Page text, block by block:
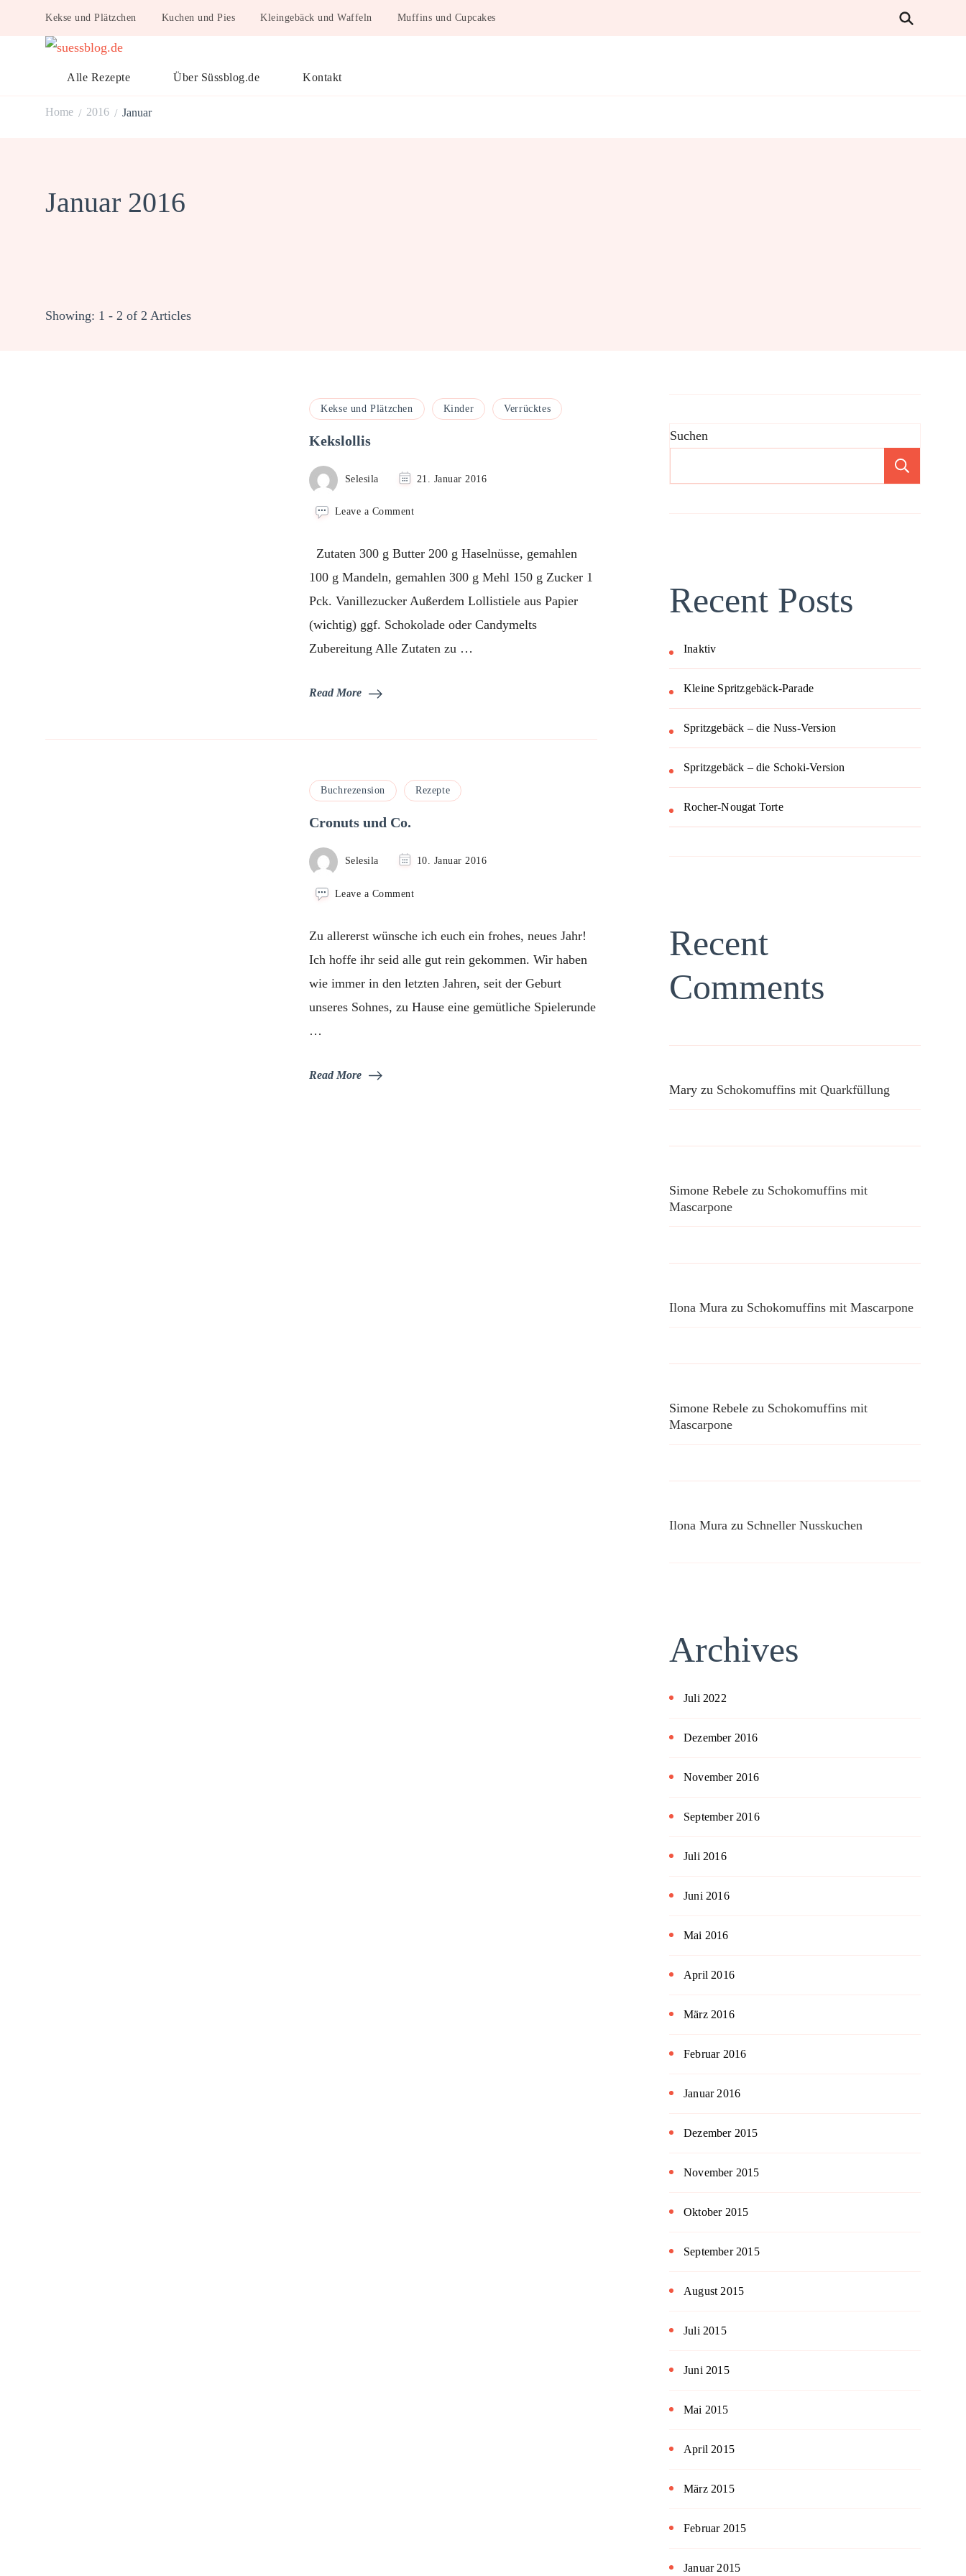
Kekse und Plätzchen Kuchen und Pies Kleingebäck und Waffeln Muffins und Cupcakes
suessblog.de
Alle Rezepte Über Süssblog.de Kontakt
Home / 2016 / Januar
Januar 2016
Showing: 1 - 2 of 2 Articles
Kekse und Plätzchen Kinder Verrücktes
Kekslollis
Selesila 21. Januar 2016
Leave a Commenton
Zutaten 300 g Butter 200 g Haselnüsse, gemahlen
100 g Mandeln, gemahlen 300 g Mehl 150 g Zucker 1
Pck. Vanillezucker Außerdem Lollistiele aus Papier
(wichtig) ggf. Schokolade oder Candymelts
Zubereitung Alle Zutaten zu …
Read More
Buchrezension Rezepte
Cronuts und Co.
Selesila 10. Januar 2016
Leave a Commenton
Co.
Zu allererst wünsche ich euch ein frohes, neues Jahr!
Ich hoffe ihr seid alle gut rein gekommen. Wir haben
wie immer in den letzten Jahren, seit der Geburt
unseres Sohnes, zu Hause eine gemütliche Spielerunde
…
Read More
Suchen
Recent Posts
Inaktiv
Kleine Spritzgebäck-Parade
Spritzgebäck – die Nuss-Version
Spritzgebäck – die Schoki-Version
Rocher-Nougat Torte
Recent
Comments
Mary zu Schokomuffins mit Quarkfüllung
Simone Rebele zu Schokomuffins mit
Mascarpone
Ilona Mura zu Schokomuffins mit Mascarpone
Simone Rebele zu Schokomuffins mit
Mascarpone
Ilona Mura zu Schneller Nusskuchen
Archives
Juli 2022
Dezember 2016
November 2016
September 2016
Juli 2016
Juni 2016
Mai 2016
April 2016
März 2016
Februar 2016
Januar 2016
Dezember 2015
November 2015
Oktober 2015
September 2015
August 2015
Juli 2015
Juni 2015
Mai 2015
April 2015
März 2015
Februar 2015
Januar 2015